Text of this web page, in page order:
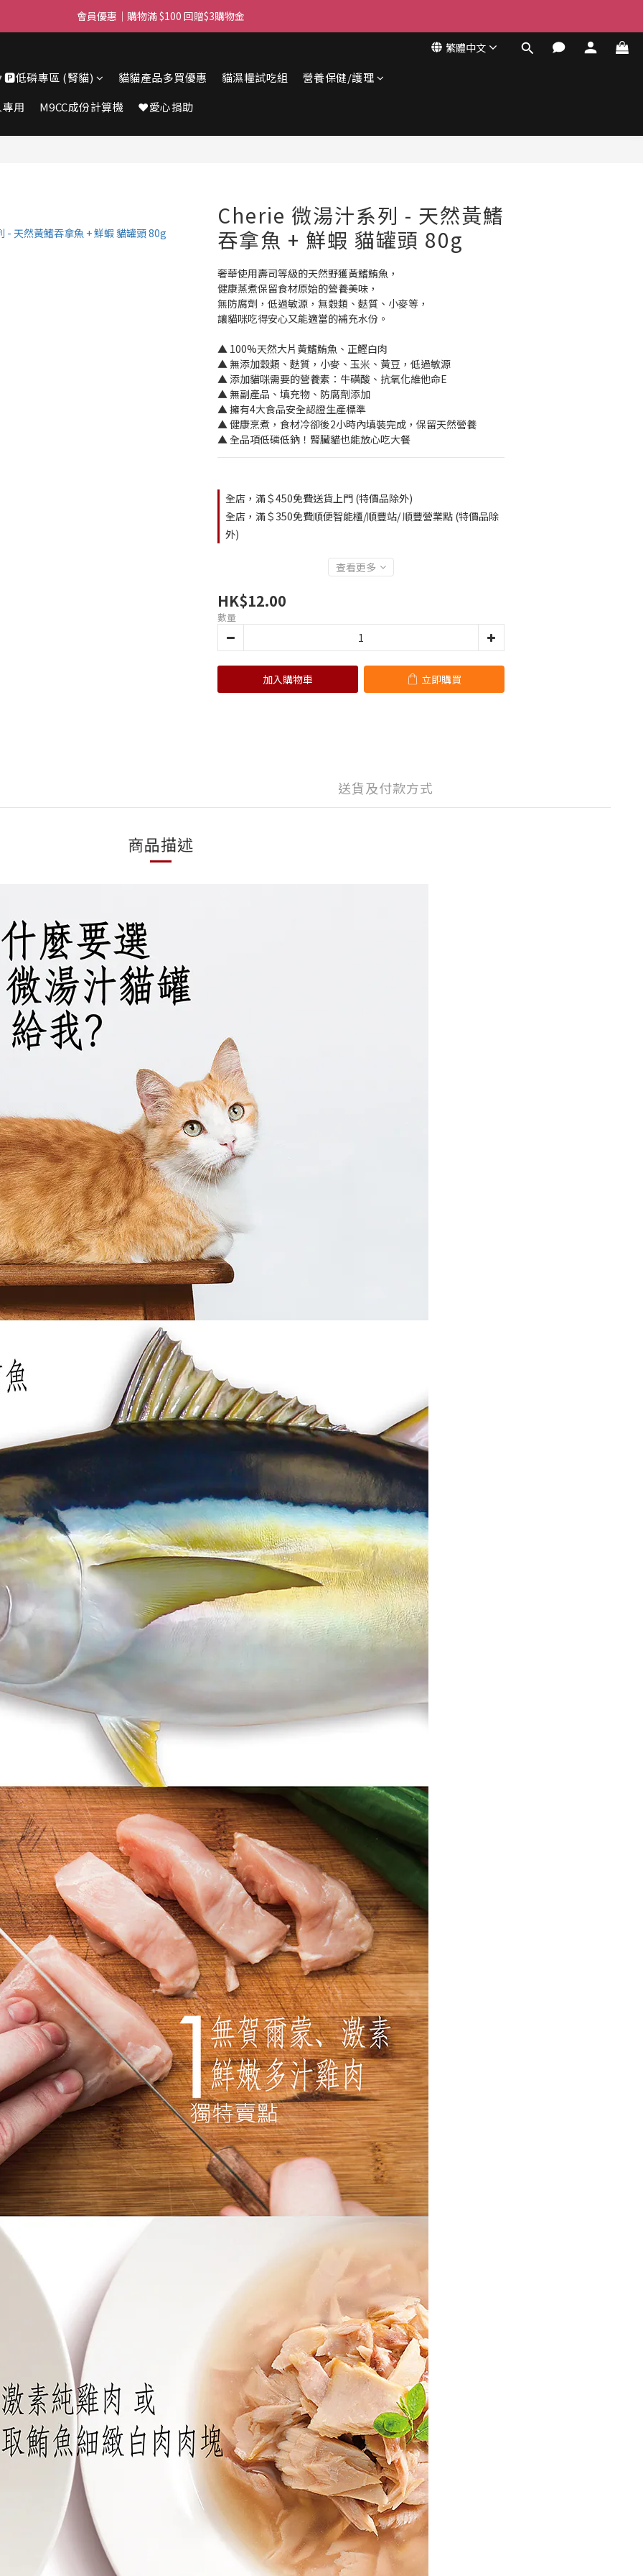
滿$450免費送貨上門 I 滿$350免運 順豐自取
繁體中文
低磷專區 (腎貓) 貓貓產品多買優惠 貓濕糧試吃組
營養保健/護理
用
M9CC成份計算機 ❤️愛心捐助
Cherie 微湯汁系列 - 天然黃鰭
吞拿魚 + 鮮蝦 貓罐頭 80g
奢華使用壽司等級的天然野獲黃鰭鮪魚，
健康蒸煮保留食材原始的營養美味，
無防腐劑，低過敏源，無穀類、麩質、小麥等，
讓貓咪吃得安心又能適當的補充水份。
▲ 100%天然大片黃鰭鮪魚、正鰹白肉
▲ 無添加穀類、麩質，小麥、玉米、黃豆，低過敏源
▲ 添加貓咪需要的營養素：牛磺酸、抗氧化維他命E
▲ 無副產品、填充物、防腐劑添加
▲ 擁有4大食品安全認證生產標準
▲ 健康烹煮，食材冷卻後2小時內填裝完成，保留天然營養
▲ 全品項低磷低鈉！腎臟貓也能放心吃大餐
全店，滿＄450免費送貨上門 (特價品除外)
全店，滿＄350免費順便智能櫃/順豐站/ 順豐營業點 (特價品除
外)
查看更多
HK$12.00
數量
加入購物車 立即購買
送貨及付款方式
商品描述